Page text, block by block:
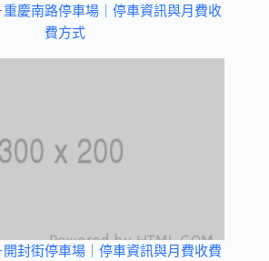
慶南路停車場｜停車資訊與月費收
費方式
封街停車場｜停車資訊與月費收費